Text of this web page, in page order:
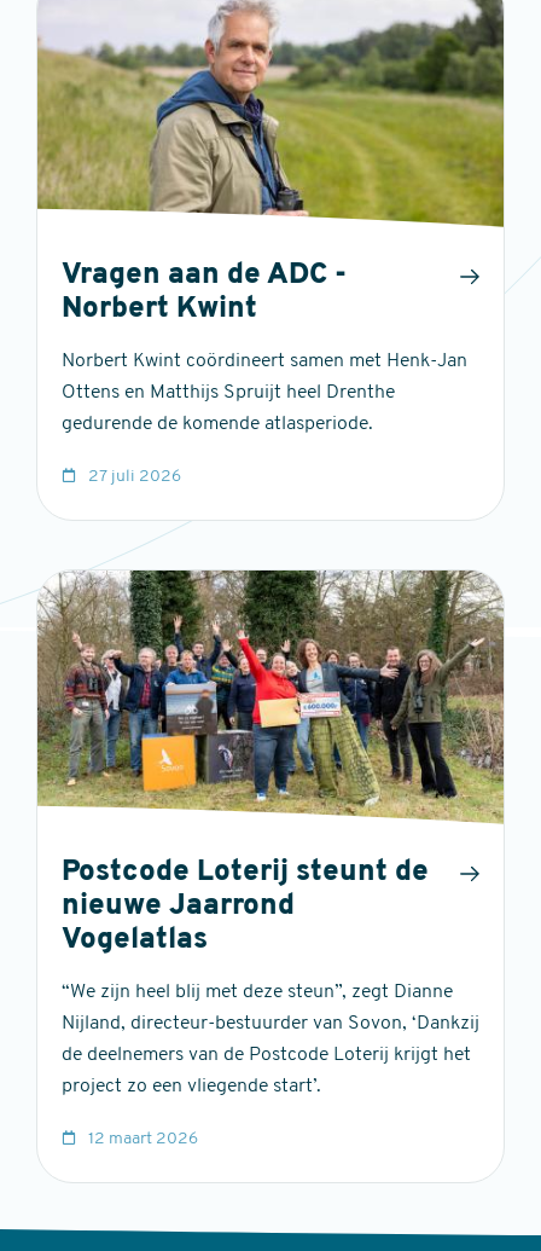
Vragen aan de ADC -
Norbert Kwint
Norbert Kwint coördineert samen met Henk-Jan
Ottens en Matthijs Spruijt heel Drenthe
gedurende de komende atlasperiode.
27 juli 2026
Postcode Loterij steunt de
nieuwe Jaarrond
Vogelatlas
“We zijn heel blij met deze steun”, zegt Dianne
Nijland, directeur-bestuurder van Sovon, ‘Dankzij
de deelnemers van de Postcode Loterij krijgt het
project zo een vliegende start’.
12 maart 2026